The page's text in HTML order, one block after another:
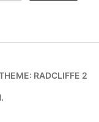
RADCLIFFE 2
.